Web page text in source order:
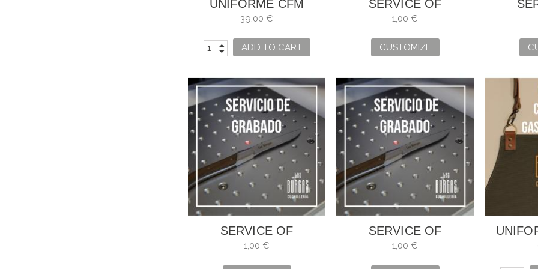
UNIFORME CFM
COCINA NOCTURNO Y
39,00 €
ADD TO CART
SERVICE OF
ENGRAVING
1,00 €
CUSTOMIZE
SERVICE OF
ENGRAVING
1,00 €
SERVICE OF
ENGRAVING
1,00 €